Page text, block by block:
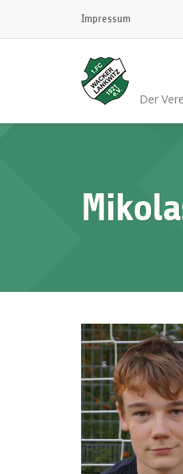
content
Impressum
Der